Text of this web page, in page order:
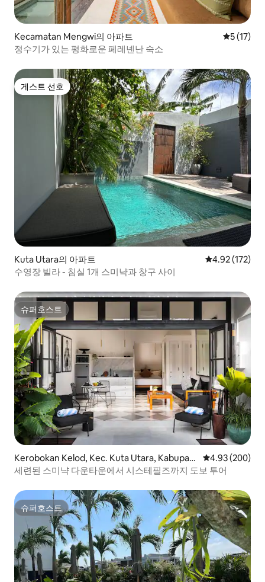
Kecamatan Mengwi의 아파트 평점 5점
5 (17)
정수기가 있는 평화로운 페레넨난 숙소
게스트 선호
게스트 선호
Kuta Utara의 아파트 평점 4.92점(5
4.92 (172)
수영장 빌라 - 침실 1개 스미냑과 창구 사이
슈퍼호스트
슈퍼호스트
Kerobokan Kelod, Kec. Kuta Utara, Kabupate
n Badung의 아파트
평점 4.93점(5
4.93 (200)
세련된 스미냑 다운타운에서 시스테필즈까지 도보 투어
슈퍼호스트
슈퍼호스트